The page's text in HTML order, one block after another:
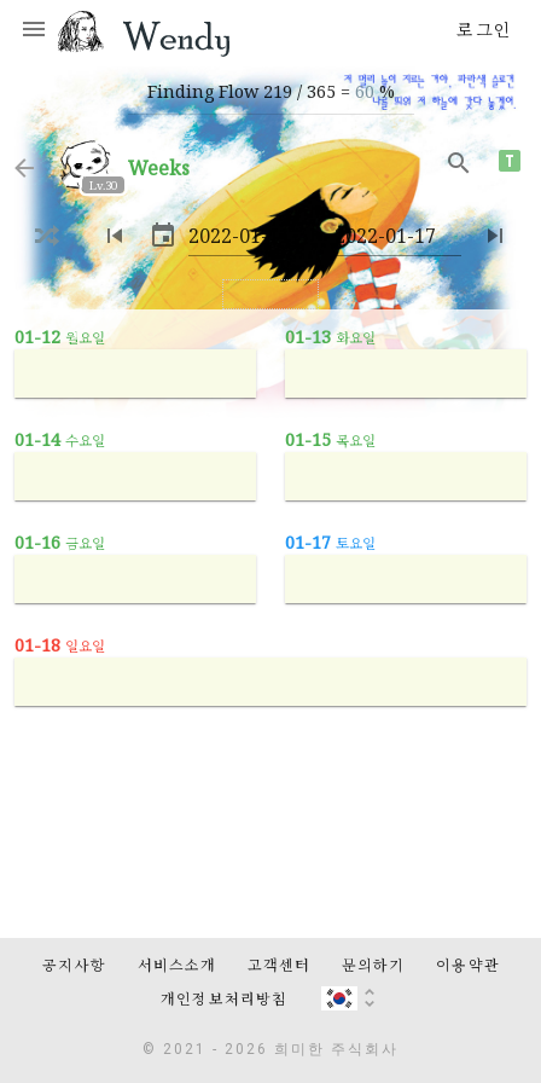
로그인
Finding Flow 219 / 365 =60 %
Lv.30
weeks
~
01-12 월요일 01-13 화요일
01-14 수요일 01-15 목요일
01-16 금요일 01-17 토요일
01-18 일요일
공지사항 서비스소개 고객센터 문의하기
이용약관
개인정보처리방침
© 2021 - 2026 희미한 주식회사